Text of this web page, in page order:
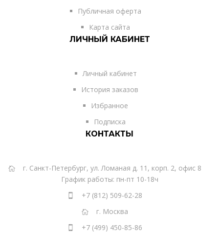
Публичная оферта
Карта сайта
ЛИЧНЫЙ КАБИНЕТ
Личный кабинет
История заказов
Избранное
Подписка
КОНТАКТЫ
г. Санкт-Петербург, ул. Ломаная д. 11, корп. 2, офис 8
График работы: пн-пт 10-18ч
+7 (812) 509-62-28
г. Москва
+7 (499) 450-85-86